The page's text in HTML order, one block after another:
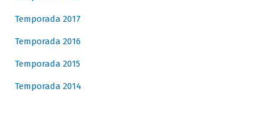
Temporada 2017
Temporada 2016
Temporada 2015
Temporada 2014